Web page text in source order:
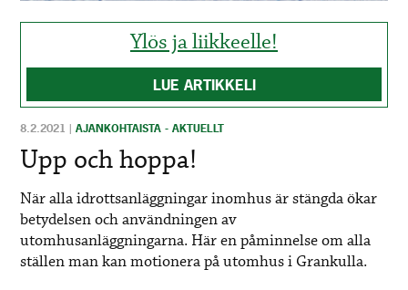
Ylös ja liikkeelle!
LUE ARTIKKELI
8.2.2021 |AJANKOHTAISTA - AKTUELLT
Upp och hoppa!
När alla idrottsanläggningar inomhus är stängda ökar
betydelsen och användningen av
utomhusanläggningarna. Här en påminnelse om alla
ställen man kan motionera på utomhus i Grankulla.